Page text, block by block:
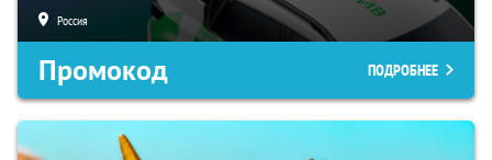
Россия
Промокод ПОДРОБНЕЕ